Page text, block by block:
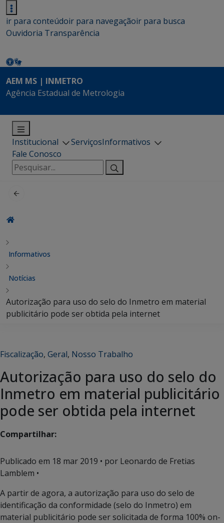
ir para conteúdoir para navegaçãoir para busca
Ouvidoria Transparência
AEM MS | INMETRO
Agência Estadual de Metrologia
Institucional ServiçosInformativos
Fale Conosco
Pesquisar
por:
Informativos
Notícias
Autorização para uso do selo do Inmetro em material
publicitário pode ser obtida pela internet
Fiscalização, Geral, Nosso Trabalho
Autorização para uso do selo do
Inmetro em material publicitário
pode ser obtida pela internet
Compartilhar:
Publicado em 18 mar 2019 • por Leonardo de Fretias
Lamblem •
A partir de agora, a autorização para uso do selo de
identificação da conformidade (selo do Inmetro) em
material publicitário pode ser solicitada de forma 100% on-